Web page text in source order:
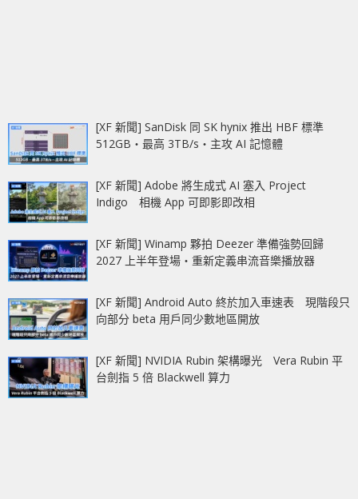
[XF 新聞] SanDisk 同 SK hynix 推出 HBF 標準
512GB‧最高 3TB/s‧主攻 AI 記憶體
[XF 新聞] Adobe 將生成式 AI 塞入 Project
Indigo 相機 App 可即影即改相
[XF 新聞] Winamp 夥拍 Deezer 準備強勢回歸
2027 上半年登場‧重新定義串流音樂播放器
[XF 新聞] Android Auto 終於加入車速表 現階段只
向部分 beta 用戶同少數地區開放
[XF 新聞] NVIDIA Rubin 架構曝光 Vera Rubin 平
台劍指 5 倍 Blackwell 算力